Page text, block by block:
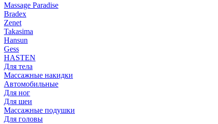
Massage Paradise
Bradex
Zenet
Takasima
Hansun
Gess
HASTEN
Для тела
Массажные накидки
Автомобильные
Для ног
Для шеи
Массажные подушки
Для головы